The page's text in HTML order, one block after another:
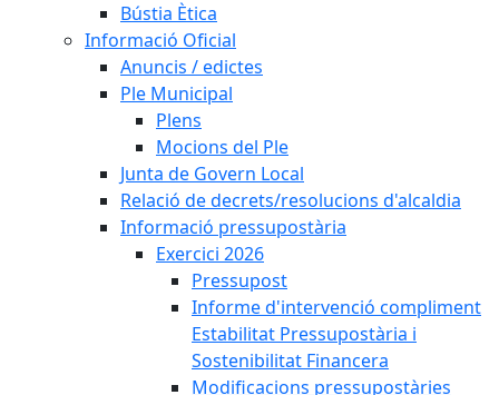
Bústia Ètica
Informació Oficial
Anuncis / edictes
Ple Municipal
Plens
Mocions del Ple
Junta de Govern Local
Relació de decrets/resolucions d'alcaldia
Informació pressupostària
Exercici 2026
Pressupost
Informe d'intervenció compliment
Estabilitat Pressupostària i
Sostenibilitat Financera
Modificacions pressupostàries